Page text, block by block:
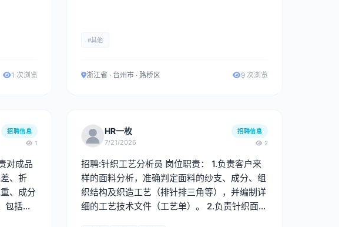
1 次浏览
#其他
浙江省 · 台州市 · 路桥区 9 次浏览
招聘信息
1
、折
、成分
包括纱
HR一枚
7/21/2026
招聘信息
2
招聘:针织工艺分析员 岗位职责： 1.负责客户来
样的面料分析，准确判定面料的纱支、成分、组
织结构及织造工艺（排针排三角等），并编制详
细的工艺技术文件（工艺单）。 2.负责针织面料